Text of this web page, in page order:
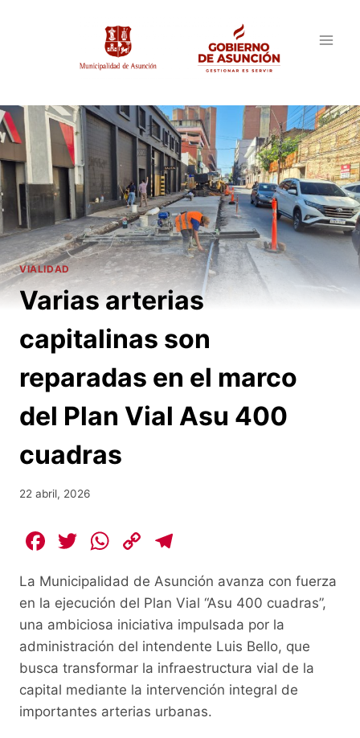
VIALIDAD
Varias arterias
capitalinas son
reparadas en el marco
del Plan Vial Asu 400
cuadras
22 abril, 2026
F
c
e
b
o
o
k
T
itt
er
W
at
s
A
p
p
C
p
y
Li
n
k
e
gr
a
m
La Municipalidad de Asunción avanza con fuerza
en la ejecución del Plan Vial “Asu 400 cuadras”,
una ambiciosa iniciativa impulsada por la
administración del intendente Luis Bello, que
busca transformar la infraestructura vial de la
capital mediante la intervención integral de
importantes arterias urbanas.